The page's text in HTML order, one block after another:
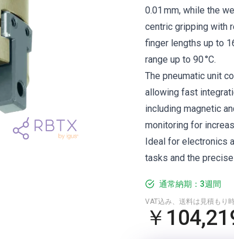
0.01 mm, while the
centric gripping with
finger lengths up to
range up to 90 °C.
The pneumatic unit
allowing fast
including magnetic
monitoring for
Ideal for electronics
tasks and the
通常納期：3週間
￥
VAT込み、送料は見積もり